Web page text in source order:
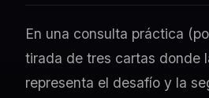
En una consulta práctica
tirada de tres cartas donde
representa el desafío y la